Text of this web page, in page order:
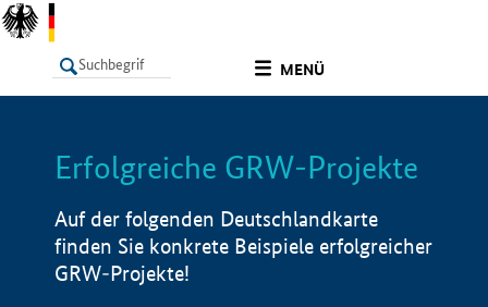
MENÜ
LISTE Info
Erfolgreiche GRW-Projekte
Auf der folgenden Deutschlandkarte
finden Sie konkrete Beispiele erfolgreicher
GRW-Projekte!